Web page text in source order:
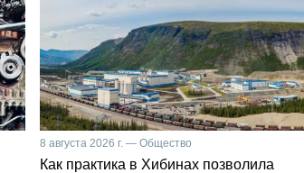
8 августа 2026 г. — Общество
Как практика в Хибинах позволила